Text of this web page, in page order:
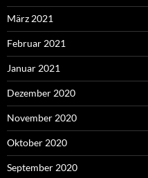
März 2021
Februar 2021
Januar 2021
Dezember 2020
November 2020
Oktober 2020
September 2020